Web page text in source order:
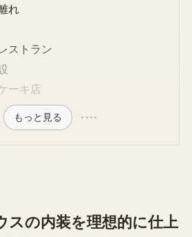
れ
ストラン
ーキ店
もっと見る
スの内装を理想的に仕上